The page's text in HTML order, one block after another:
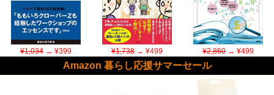
¥1,034→ ¥399 ¥1,738→ ¥499 ¥2,860→ ¥499
Amazon 暮らし応援サマーセール